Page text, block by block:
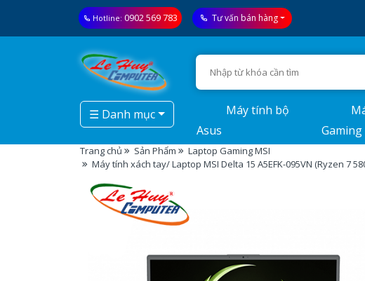
Hotline: 0902 569 783 Tư vấn bán hàng
☰ Danh mục
Máy tính bộ
Asus
Gaming
Trang chủ Sản Phẩm
Laptop Gaming MSI
Máy tính xách tay/ Laptop MSI Delta 15 A5EFK-095VN (Ryzen 7